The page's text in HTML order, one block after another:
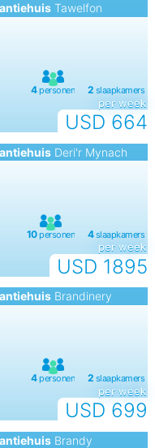
Tawelfon
USD 664
per week
Deri'r Mynach
USD 1895
per week
Brandinery
USD 699
per week
Brandy